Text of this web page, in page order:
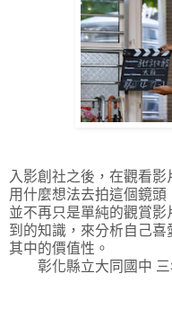
入影創社之後，在觀看
用什麼想法去拍這個鏡頭
並不再只是單純的觀賞
到的知識，來分析自己
其中的價值性。
彰化縣立大同國中 三